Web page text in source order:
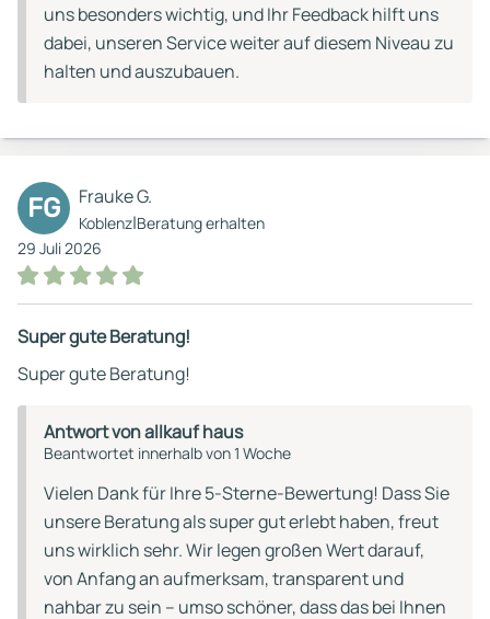
uns besonders wichtig, und Ihr Feedback hilft uns
dabei, unseren Service weiter auf diesem Niveau zu
halten und auszubauen.
FG Frauke G.
Koblenz|Beratung erhalten
29 Juli 2026
Super gute Beratung!
Super gute Beratung!
Antwort von allkauf haus
Beantwortet innerhalb von 1 Woche
Vielen Dank für Ihre 5-Sterne-Bewertung! Dass Sie
unsere Beratung als super gut erlebt haben, freut
uns wirklich sehr. Wir legen großen Wert darauf,
von Anfang an aufmerksam, transparent und
nahbar zu sein – umso schöner, dass das bei Ihnen